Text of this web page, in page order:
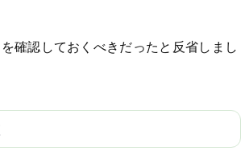
確認しておくべきだったと反省しまし